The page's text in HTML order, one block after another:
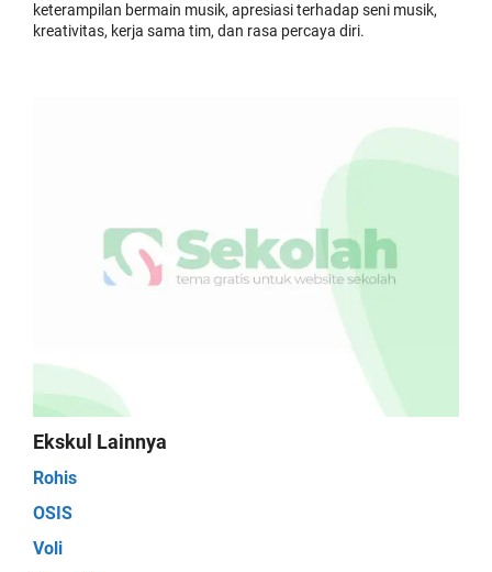
keterampilan bermain musik, apresiasi terhadap seni musik,
kreativitas, kerja sama tim, dan rasa percaya diri.
Ekskul Lainnya
Rohis
OSIS
Voli